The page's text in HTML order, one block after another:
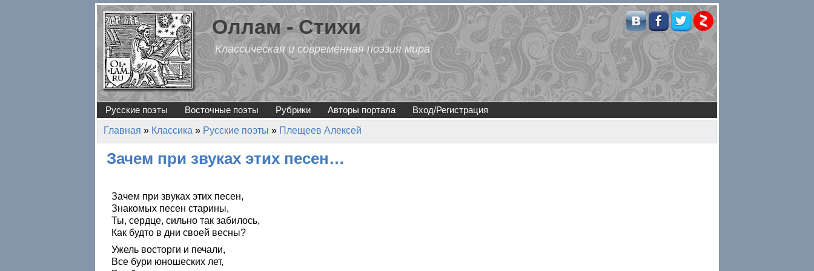
Перейти к основному содержанию
Оллам - Стихи
Классическая и современная поэзия мира
Русские поэты Восточные поэты Рубрики Авторы портала Вход/Регистрация
Вы здесь
Главная » Классика » Русские поэты » Плещеев Алексей
Зачем при звуках этих песен…
Зачем при звуках этих песен,
Знакомых песен старины,
Ты, сердце, сильно так забилось,
Как будто в дни своей весны?
Ужель восторги и печали,
Все бури юношеских лет,